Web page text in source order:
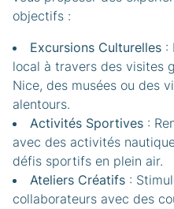
objectifs :​
Excursions Culturelles :
local à travers des visites
Nice, des musées ou des
alentours.​
Activités Sportives :
avec des activités
défis sportifs en plein air.​
Ateliers Créatifs :
collaborateurs avec des